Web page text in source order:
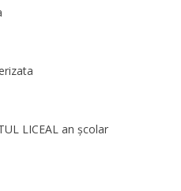
LICEAL an şcolar